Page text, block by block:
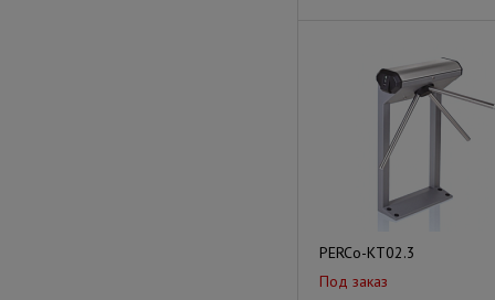
PERCo-KT02.3
Под заказ